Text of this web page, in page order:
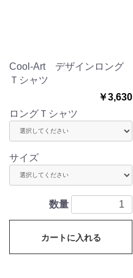
Cool-Art デザインロング
Ｔシャツ
￥3,630
ロングＴシャツ
サイズ
数量
カートに入れる